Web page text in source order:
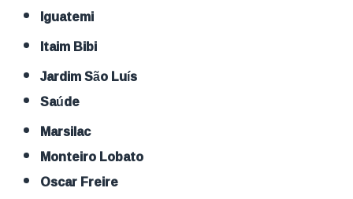
Iguatemi
Itaim Bibi
Jardim São Luís
Saúde
Marsilac
Monteiro Lobato
Oscar Freire